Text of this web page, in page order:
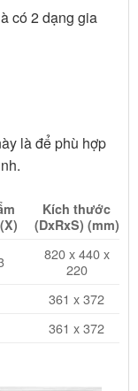
có 2 dạng gia
là để phù hợp
Kích thước
(DxRxS) (mm)
820 x 440 x
220
361 x 372
361 x 372